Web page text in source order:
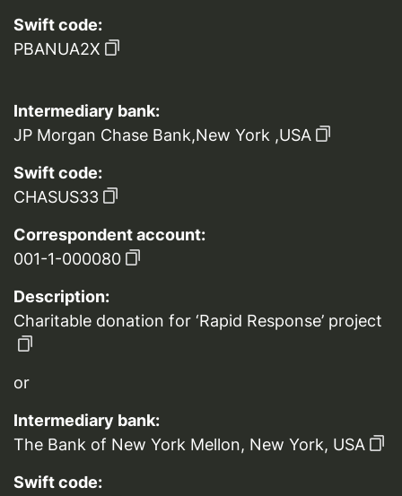
Swift code:
PBANUA2X
Intermediary bank:
JP Morgan Chase Bank,New York ,USA
Swift code:
CHASUS33
Correspondent account:
001-1-000080
Description:
Charitable donation for ‘Rapid Response’ project
or
Intermediary bank:
The Bank of New York Mellon, New York, USA
Swift code: